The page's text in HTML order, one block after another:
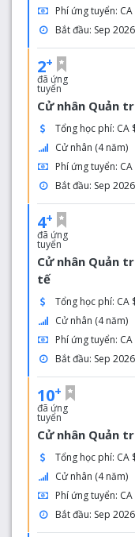
Phí ứng tuyển:
Bắt đầu: Sep 2026
2+
đã ứng
tuyển
Cử nhân Quản
Tổng học phí: CA
Cử nhân (4 năm)
Phí ứng tuyển:
Bắt đầu: Sep 2026
4+
đã ứng
tuyển
Cử nhân Quản
tế
Tổng học phí: CA
Cử nhân (4 năm)
Phí ứng tuyển:
Bắt đầu: Sep 2026
10+
đã ứng
tuyển
Cử nhân Quản
Tổng học phí: CA
Cử nhân (4 năm)
Phí ứng tuyển:
Bắt đầu: Sep 2026